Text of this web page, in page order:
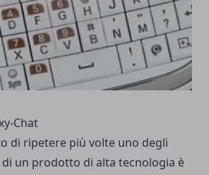
di ripetere più volte uno degli
un prodotto di alta tecnologia è